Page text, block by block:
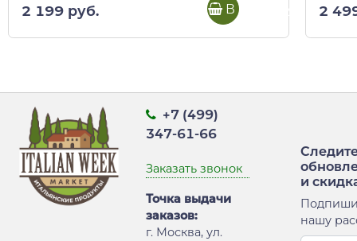
2 199 руб. В корзину 2
+7 (499)
347-61-66
Заказать звонок
Точка выдачи
заказов:
г. Москва, ул.
и
нашу